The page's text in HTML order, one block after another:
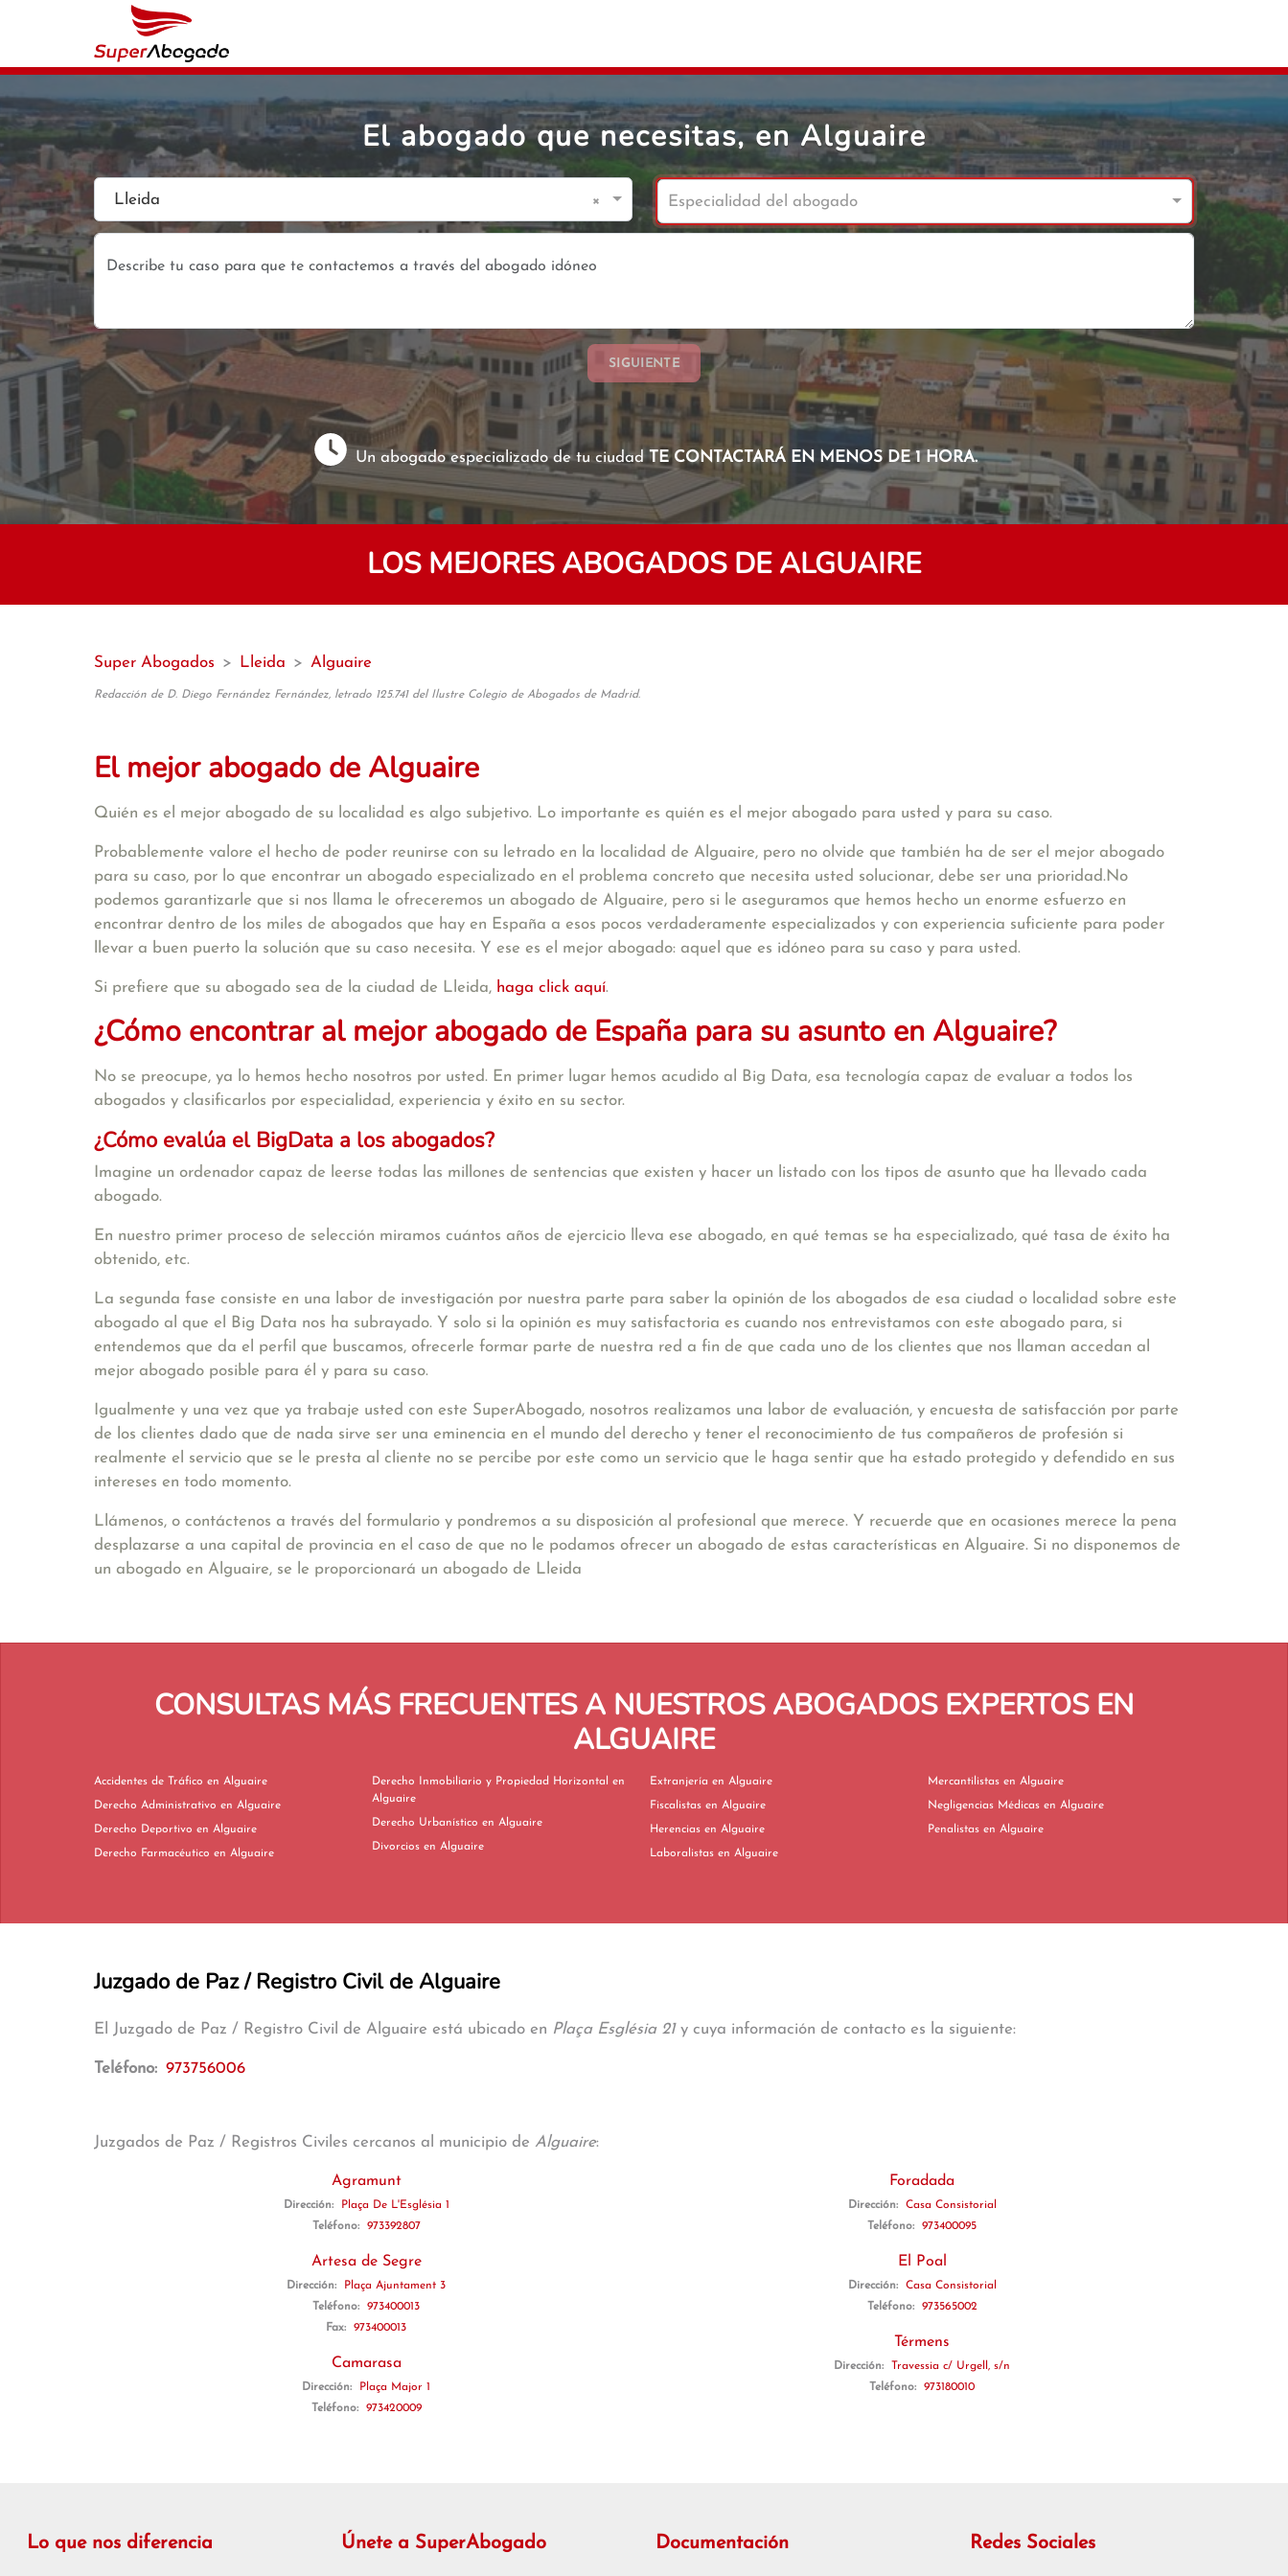
El abogado que necesitas, en Alguaire
Lleida × Especialidad del abogado
SIGUIENTE
Un abogado especializado de tu ciudadTE CONTACTARÁ EN MENOS DE 1 HORA.
LOS MEJORES ABOGADOS DE ALGUAIRE
Super Abogados > Lleida > Alguaire
Redacción de D. Diego Fernández Fernández, letrado 125.741 del Ilustre Colegio de Abogados de Madrid.
El mejor abogado de Alguaire
Quién es el mejor abogado de su localidad es algo subjetivo. Lo importante es quién es el mejor abogado para usted y para su caso.
Probablemente valore el hecho de poder reunirse con su letrado en la localidad de Alguaire, pero no olvide que también ha de ser el mejor abogado
para su caso, por lo que encontrar un abogado especializado en el problema concreto que necesita usted solucionar, debe ser una prioridad.No
podemos garantizarle que si nos llama le ofreceremos un abogado de Alguaire, pero si le aseguramos que hemos hecho un enorme esfuerzo en
encontrar dentro de los miles de abogados que hay en España a esos pocos verdaderamente especializados y con experiencia suficiente para poder
llevar a buen puerto la solución que su caso necesita. Y ese es el mejor abogado: aquel que es idóneo para su caso y para usted.
Si prefiere que su abogado sea de la ciudad de Lleida, haga click aquí.
¿Cómo encontrar al mejor abogado de España para su asunto en Alguaire?
No se preocupe, ya lo hemos hecho nosotros por usted. En primer lugar hemos acudido al Big Data, esa tecnología capaz de evaluar a todos los
abogados y clasificarlos por especialidad, experiencia y éxito en su sector.
¿Cómo evalúa el BigData a los abogados?
Imagine un ordenador capaz de leerse todas las millones de sentencias que existen y hacer un listado con los tipos de asunto que ha llevado cada
abogado.
En nuestro primer proceso de selección miramos cuántos años de ejercicio lleva ese abogado, en qué temas se ha especializado, qué tasa de éxito ha
obtenido, etc.
La segunda fase consiste en una labor de investigación por nuestra parte para saber la opinión de los abogados de esa ciudad o localidad sobre este
abogado al que el Big Data nos ha subrayado. Y solo si la opinión es muy satisfactoria es cuando nos entrevistamos con este abogado para, si
entendemos que da el perfil que buscamos, ofrecerle formar parte de nuestra red a fin de que cada uno de los clientes que nos llaman accedan al
mejor abogado posible para él y para su caso.
Igualmente y una vez que ya trabaje usted con este SuperAbogado, nosotros realizamos una labor de evaluación, y encuesta de satisfacción por parte
de los clientes dado que de nada sirve ser una eminencia en el mundo del derecho y tener el reconocimiento de tus compañeros de profesión si
realmente el servicio que se le presta al cliente no se percibe por este como un servicio que le haga sentir que ha estado protegido y defendido en sus
intereses en todo momento.
Llámenos, o contáctenos a través del formulario y pondremos a su disposición al profesional que merece. Y recuerde que en ocasiones merece la pena
desplazarse a una capital de provincia en el caso de que no le podamos ofrecer un abogado de estas características en Alguaire. Si no disponemos de
un abogado en Alguaire, se le proporcionará un abogado de Lleida
CONSULTAS MÁS FRECUENTES A NUESTROS ABOGADOS EXPERTOS EN
ALGUAIRE
Accidentes de Tráfico en Alguaire
Derecho Administrativo en Alguaire
Derecho Deportivo en Alguaire
Derecho Farmacéutico en Alguaire
Derecho Inmobiliario y Propiedad Horizontal en
Alguaire
Derecho Urbanístico en Alguaire
Divorcios en Alguaire
Extranjería en Alguaire
Fiscalistas en Alguaire
Herencias en Alguaire
Laboralistas en Alguaire
Mercantilistas en Alguaire
Negligencias Médicas en Alguaire
Penalistas en Alguaire
Juzgado de Paz / Registro Civil de Alguaire
El Juzgado de Paz / Registro Civil de Alguaire está ubicado en Plaça Església 21y cuya información de contacto es la siguiente:
Teléfono: 973756006
Juzgados de Paz / Registros Civiles cercanos al municipio de Alguaire:
Agramunt
Dirección:
Plaça De L'Església 1
Teléfono:
973392807
Artesa de Segre
Dirección:
Plaça Ajuntament 3
Teléfono:
973400013
Fax:
973400013
Camarasa
Dirección:
Plaça Major 1
Teléfono:
973420009
Foradada
Dirección:
Casa Consistorial
Teléfono:
973400095
El Poal
Dirección:
Casa Consistorial
Teléfono:
973565002
Térmens
Dirección:
Travessia c/ Urgell, s/n
Teléfono:
973180010
Lo que nos diferencia Únete a SuperAbogado Documentación Redes Sociales